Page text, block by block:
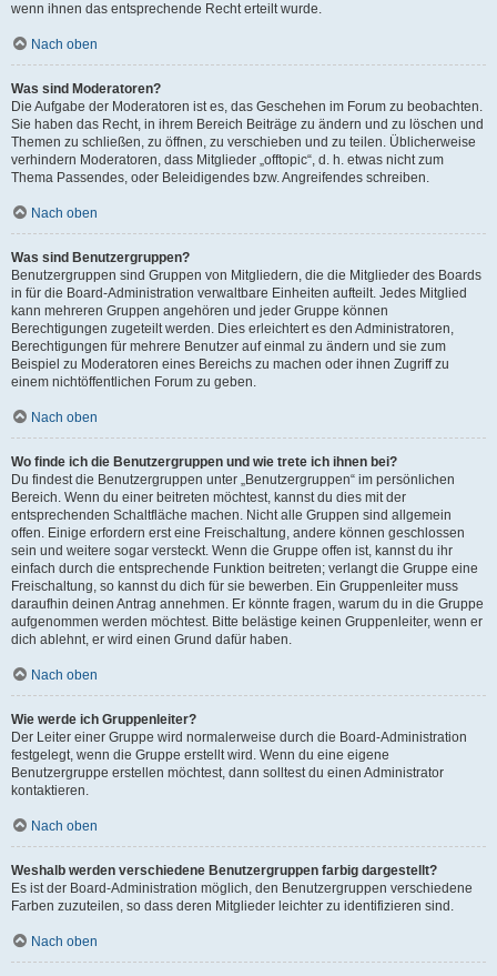
wenn ihnen das entsprechende Recht erteilt wurde.
Nach oben
Was sind Moderatoren?
Die Aufgabe der Moderatoren ist es, das Geschehen im Forum zu beobachten.
Sie haben das Recht, in ihrem Bereich Beiträge zu ändern und zu löschen und
Themen zu schließen, zu öffnen, zu verschieben und zu teilen. Üblicherweise
verhindern Moderatoren, dass Mitglieder „offtopic“, d. h. etwas nicht zum
Thema Passendes, oder Beleidigendes bzw. Angreifendes schreiben.
Nach oben
Was sind Benutzergruppen?
Benutzergruppen sind Gruppen von Mitgliedern, die die Mitglieder des Boards
in für die Board-Administration verwaltbare Einheiten aufteilt. Jedes Mitglied
kann mehreren Gruppen angehören und jeder Gruppe können
Berechtigungen zugeteilt werden. Dies erleichtert es den Administratoren,
Berechtigungen für mehrere Benutzer auf einmal zu ändern und sie zum
Beispiel zu Moderatoren eines Bereichs zu machen oder ihnen Zugriff zu
einem nichtöffentlichen Forum zu geben.
Nach oben
Wo finde ich die Benutzergruppen und wie trete ich ihnen bei?
Du findest die Benutzergruppen unter „Benutzergruppen“ im persönlichen
Bereich. Wenn du einer beitreten möchtest, kannst du dies mit der
entsprechenden Schaltfläche machen. Nicht alle Gruppen sind allgemein
offen. Einige erfordern erst eine Freischaltung, andere können geschlossen
sein und weitere sogar versteckt. Wenn die Gruppe offen ist, kannst du ihr
einfach durch die entsprechende Funktion beitreten; verlangt die Gruppe eine
Freischaltung, so kannst du dich für sie bewerben. Ein Gruppenleiter muss
daraufhin deinen Antrag annehmen. Er könnte fragen, warum du in die Gruppe
aufgenommen werden möchtest. Bitte belästige keinen Gruppenleiter, wenn er
dich ablehnt, er wird einen Grund dafür haben.
Nach oben
Wie werde ich Gruppenleiter?
Der Leiter einer Gruppe wird normalerweise durch die Board-Administration
festgelegt, wenn die Gruppe erstellt wird. Wenn du eine eigene
Benutzergruppe erstellen möchtest, dann solltest du einen Administrator
kontaktieren.
Nach oben
Weshalb werden verschiedene Benutzergruppen farbig dargestellt?
Es ist der Board-Administration möglich, den Benutzergruppen verschiedene
Farben zuzuteilen, so dass deren Mitglieder leichter zu identifizieren sind.
Nach oben